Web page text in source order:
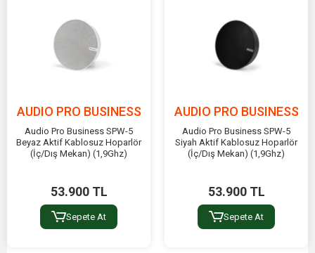
AUDIO PRO BUSINESS
Audio Pro Business SPW-5
Beyaz Aktif Kablosuz Hoparlör
(İç/Dış Mekan) (1,9Ghz)
53.900 TL
Sepete At
AUDIO PRO BUSINESS
Audio Pro Business SPW-5
Siyah Aktif Kablosuz Hoparlör
(İç/Dış Mekan) (1,9Ghz)
53.900 TL
Sepete At